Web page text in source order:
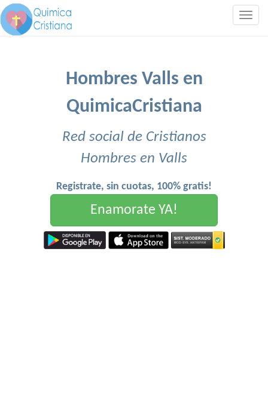
Hombres Valls en
QuimicaCristiana
Red social de Cristianos
Hombres en Valls
Registrate, sin cuotas, 100% gratis!
Enamorate YA!